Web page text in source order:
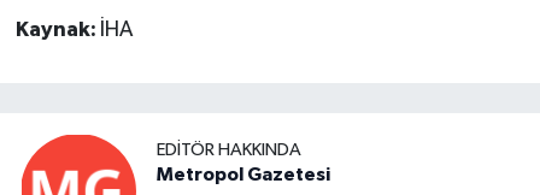
Kaynak: İHA
EDITÖR HAKKINDA
Metropol Gazetesi